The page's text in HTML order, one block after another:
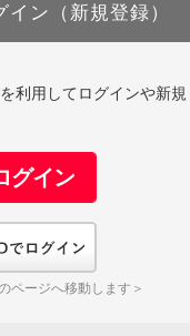
ン（新規登録）
利用してログインや新規
ページへ移動します＞